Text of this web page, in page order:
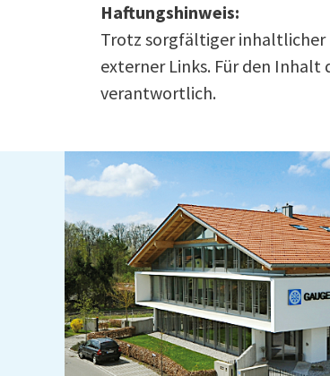
Haftungshinweis:
Trotz sorgfältiger
externer Links. Für den
verantwortlich.